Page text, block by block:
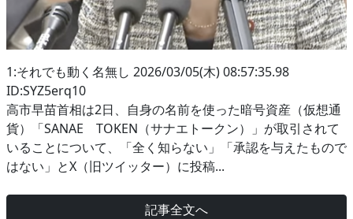
1:それでも動く名無し 2026/03/05(木) 08:57:35.98
ID:SYZ5erq10
高市早苗首相は2日、自身の名前を使った暗号資産（仮想通
貨）「SANAE TOKEN（サナエトークン）」が取引されて
いることについて、「全く知らない」「承認を与えたもので
はない」とX（旧ツイッター）に投稿...
記事全文へ